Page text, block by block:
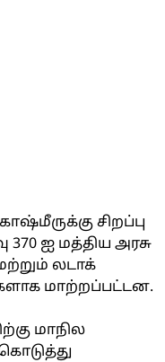
சிறப்பு
370 ஐ மத்திய அரசு
லடாக்
மாற்றப்பட்டன.
மாநில